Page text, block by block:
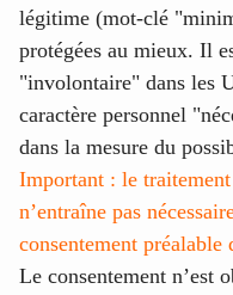
légitime (mot-clé
protégées au mieux. Il
"involontaire" dans les
caractère personnel
dans la mesure du
Important : le traitement
n’entraîne pas
consentement préalable
Le consentement n’est